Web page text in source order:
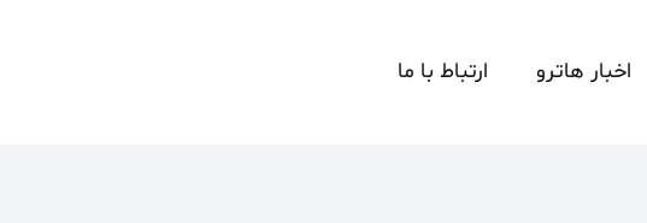
اخبار هاترو ارتباط با ما